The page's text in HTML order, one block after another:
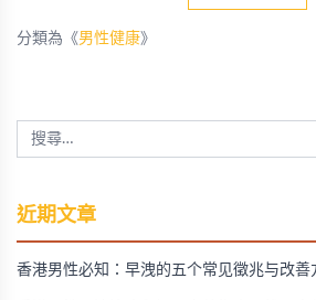
分類為《男性健康》
近期文章
香港男性必知：早洩的五个常见徵兆与改善